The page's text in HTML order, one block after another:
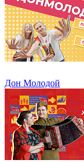
Дон Молодой